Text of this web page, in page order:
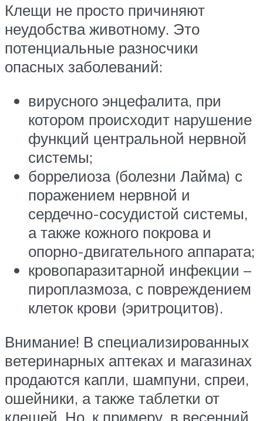
Клещи не просто причиняют
неудобства животному. Это
потенциальные разносчики
опасных заболеваний:
вирусного энцефалита, при
котором происходит нарушение
функций центральной нервной
системы;
боррелиоза (болезни Лайма) с
поражением нервной и
сердечно-сосудистой системы,
а также кожного покрова и
опорно-двигательного аппарата;
кровопаразитарной инфекции –
пироплазмоза, с повреждением
клеток крови (эритроцитов).
Внимание! В специализированных
ветеринарных аптеках и магазинах
продаются капли, шампуни, спреи,
ошейники, а также таблетки от
клещей. Но, к примеру, в весенний